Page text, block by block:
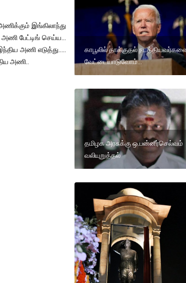
அணிக்கும் இங்கிலாந்து
பேட்டிங் செய்ய...
அணி எடுத்து.....
அணி..
காபூலில் தாக்குதல்
வேட்டையாடுவோம்...
தமிழக அரசுக்கு ஒ.பன்னீர்செல்வம்
வலியுறுத்தல்